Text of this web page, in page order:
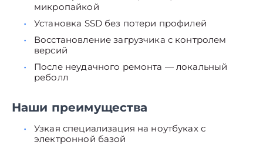
микропайкой
Установка SSD без потери профилей
Восстановление загрузчика с контролем
версий
После неудачного ремонта — локальный
реболл
Наши преимущества
Узкая специализация на ноутбуках с
электронной базой